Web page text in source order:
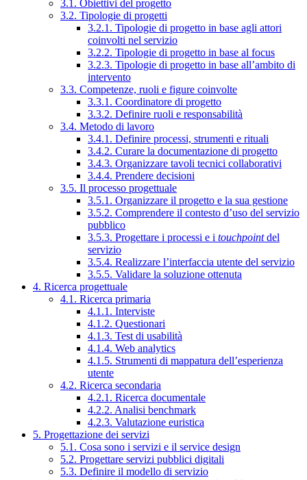
3.1. Obiettivi del progetto
3.2. Tipologie di progetti
3.2.1. Tipologie di progetto in base agli attori
coinvolti nel servizio
3.2.2. Tipologie di progetto in base al focus
3.2.3. Tipologie di progetto in base all’ambito di
intervento
3.3. Competenze, ruoli e figure coinvolte
3.3.1. Coordinatore di progetto
3.3.2. Definire ruoli e responsabilità
3.4. Metodo di lavoro
3.4.1. Definire processi, strumenti e rituali
3.4.2. Curare la documentazione di progetto
3.4.3. Organizzare tavoli tecnici collaborativi
3.4.4. Prendere decisioni
3.5. Il processo progettuale
3.5.1. Organizzare il progetto e la sua gestione
3.5.2. Comprendere il contesto d’uso del servizio
pubblico
3.5.3. Progettare i processi e i touchpointdel
servizio
3.5.4. Realizzare l’interfaccia utente del servizio
3.5.5. Validare la soluzione ottenuta
4. Ricerca progettuale
4.1. Ricerca primaria
4.1.1. Interviste
4.1.2. Questionari
4.1.3. Test di usabilità
4.1.4. Web analytics
4.1.5. Strumenti di mappatura dell’esperienza
utente
4.2. Ricerca secondaria
4.2.1. Ricerca documentale
4.2.2. Analisi benchmark
4.2.3. Valutazione euristica
5. Progettazione dei servizi
5.1. Cosa sono i servizi e il service design
5.2. Progettare servizi pubblici digitali
5.3. Definire il modello di servizio